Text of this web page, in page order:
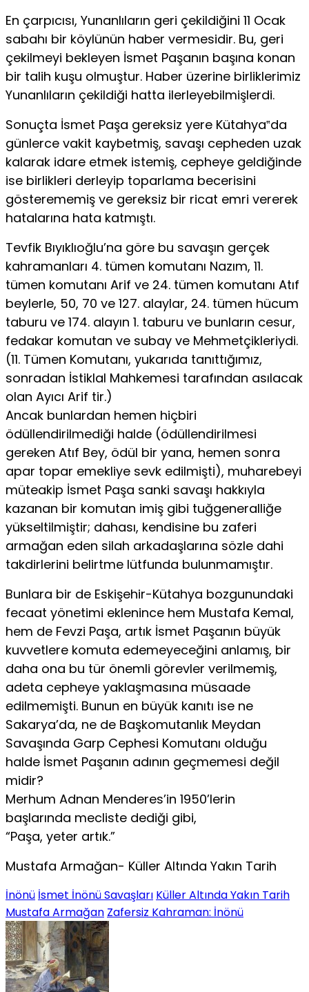
En çarpıcısı, Yunanlıların geri çekildiğini 11 Ocak
sabahı bir köylünün haber vermesidir. Bu, geri
çekilmeyi bekleyen İsmet Paşanın başına konan
bir talih kuşu olmuştur. Haber üzerine birliklerimiz
Yunanlıların çekildiği hatta ilerleyebilmişlerdi.
Sonuçta İsmet Paşa gereksiz yere Kütahya‟da
günlerce vakit kaybetmiş, savaşı cepheden uzak
kalarak idare etmek istemiş, cepheye geldiğinde
ise birlikleri derleyip toparlama becerisini
gösterememiş ve gereksiz bir ricat emri vererek
hatalarına hata katmıştı.
Tevfik Bıyıklıoğlu’na göre bu savaşın gerçek
kahramanları 4. tümen komutanı Nazım, 11.
tümen komutanı Arif ve 24. tümen komutanı Atıf
beylerle, 50, 70 ve 127. alaylar, 24. tümen hücum
taburu ve 174. alayın 1. taburu ve bunların cesur,
fedakar komutan ve subay ve Mehmetçikleriydi.
(11. Tümen Komutanı, yukarıda tanıttığımız,
sonradan İstiklal Mahkemesi tarafından asılacak
olan Ayıcı Arif tir.)
Ancak bunlardan hemen hiçbiri
ödüllendirilmediği halde (ödüllendirilmesi
gereken Atıf Bey, ödül bir yana, hemen sonra
apar topar emekliye sevk edilmişti), muharebeyi
müteakip İsmet Paşa sanki savaşı hakkıyla
kazanan bir komutan imiş gibi tuğgeneralliğe
yükseltilmiştir; dahası, kendisine bu zaferi
armağan eden silah arkadaşlarına sözle dahi
takdirlerini belirtme lütfunda bulunmamıştır.
Bunlara bir de Eskişehir-Kütahya bozgunundaki
fecaat yönetimi eklenince hem Mustafa Kemal,
hem de Fevzi Paşa, artık İsmet Paşanın büyük
kuvvetlere komuta edemeyeceğini anlamış, bir
daha ona bu tür önemli görevler verilmemiş,
adeta cepheye yaklaşmasına müsaade
edilmemişti. Bunun en büyük kanıtı ise ne
Sakarya’da, ne de Başkomutanlık Meydan
Savaşında Garp Cephesi Komutanı olduğu
halde İsmet Paşanın adının geçmemesi değil
midir?
Merhum Adnan Menderes’in 1950’lerin
başlarında mecliste dediği gibi,
“Paşa, yeter artık.”
Mustafa Armağan- Küller Altında Yakın Tarih
İnönü İsmet İnönü Savaşları Küller Altında Yakın Tarih
Mustafa Armağan Zafersiz Kahraman: İnönü